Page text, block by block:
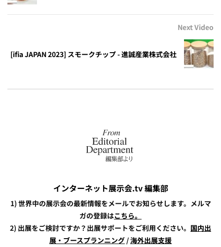
Next Video
[ifia JAPAN 2023] スモークチップ - 進誠産業株式会社
インターネット展示会.tv 編集部
1) 世界中の展示会の最新情報をメールでお知らせします。メルマ
ガの登録はこちら。
2) 出展をご検討ですか？出展サポートをご利用ください。 国内出
展・ブースプランニング /海外出展支援